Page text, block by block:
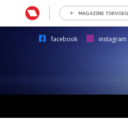
MAGAZINE
facebook instagram